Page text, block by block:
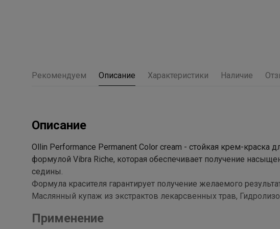
Рекомендуем Описание Характеристики Наличие
Описание
Ollin Performance Permanent Color cream - стойкая крем-
формулой Vibra Riche, которая обеспечивает получение
седины.
Формула красителя гарантирует получение желаемого
Маслянный купаж из экстрактов лекарсвенных трав,
Применение